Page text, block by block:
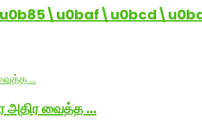
அதிர வைத்த …